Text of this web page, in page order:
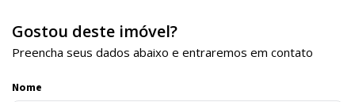
Gostou deste imóvel?
Preencha seus dados abaixo e entraremos em contato
Nome